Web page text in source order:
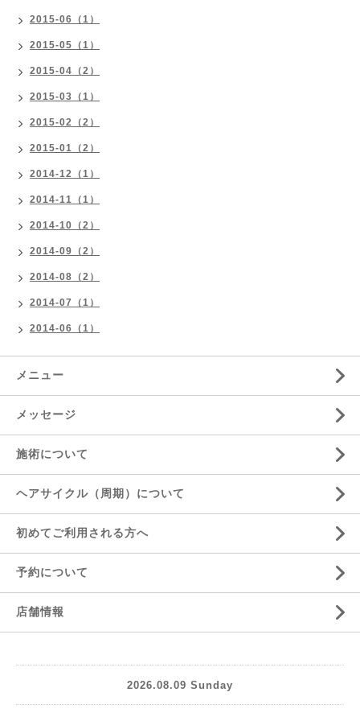
2015-06（1）
2015-05（1）
2015-04（2）
2015-03（1）
2015-02（2）
2015-01（2）
2014-12（1）
2014-11（1）
2014-10（2）
2014-09（2）
2014-08（2）
2014-07（1）
2014-06（1）
メニュー
メッセージ
施術について
ヘアサイクル（周期）について
初めてご利用される方へ
予約について
店舗情報
2026.08.09 Sunday